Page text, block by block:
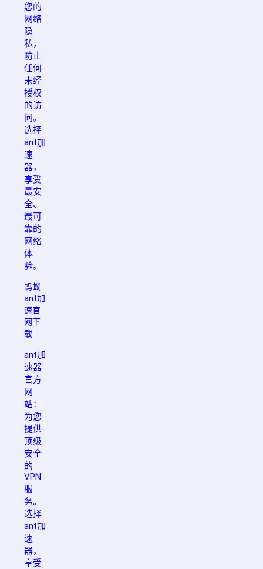
您的
网络
隐
私，
防止
任何
未经
授权
的访
问。
选择
ant加
速
器，
享受
最安
全、
最可
靠的
网络
体
验。
蚂蚁
ant加
速官
网下
载
ant加
速器
官方
网
站：
为您
提供
顶级
安全
的
VPN
服
务。
选择
ant加
速
器，
享受